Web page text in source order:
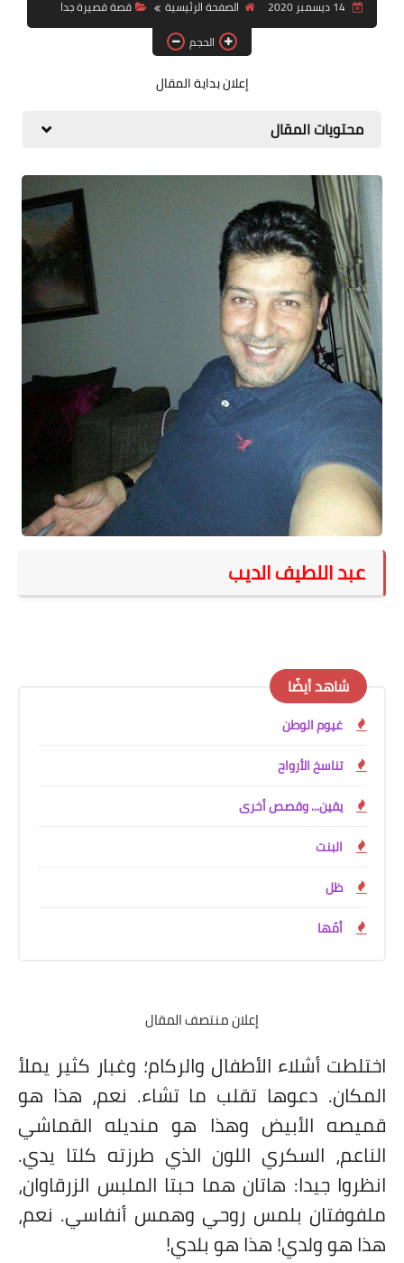
قصة قصيرة جداً
حوارات
على مقام سبا
فيديوهات
اقتباسات روائية
أعداد جريدة سبا
14 ديسمبر 2020 الصفحة الرئيسية
قصة قصيرة جدا
الحجم
إعلان بداية المقال
محتويات المقال
عبد اللطيف الديب
شاهد أيضًا
غيوم الوطن
تناسخ الأرواح
يقين... وقصص أخرى
البنت
ظل
أمّها
إعلان منتصف المقال
اختلطت أشلاء الأطفال والركام؛ وغبار كثير يملأ
المكان. دعوها تقلب ما تشاء. نعم، هذا هو
قميصه الأبيض وهذا هو منديله القماشي
الناعم، السكري اللون الذي طرزته كلتا يدي.
انظروا جيدا: هاتان هما حبتا الملبس الزرقاوان،
ملفوفتان بلمس روحي وهمس أنفاسي. نعم،
هذا هو ولدي! هذا هو بلدي!